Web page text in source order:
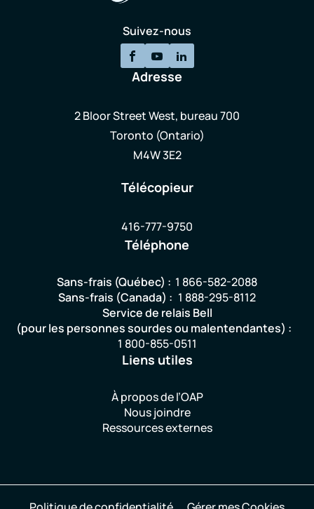
Suivez-nous
Adresse
2 Bloor Street West, bureau 700
Toronto (Ontario)
M4W 3E2
Télécopieur
416-777-9750
Téléphone
Sans-frais (Québec) : 1 866-582-2088
Sans-frais (Canada) : 1 888-295-8112
Service de relais Bell
(pour les personnes sourdes ou malentendantes) :
1 800-855-0511
Liens utiles
À propos de l’OAP
Nous joindre
Ressources externes